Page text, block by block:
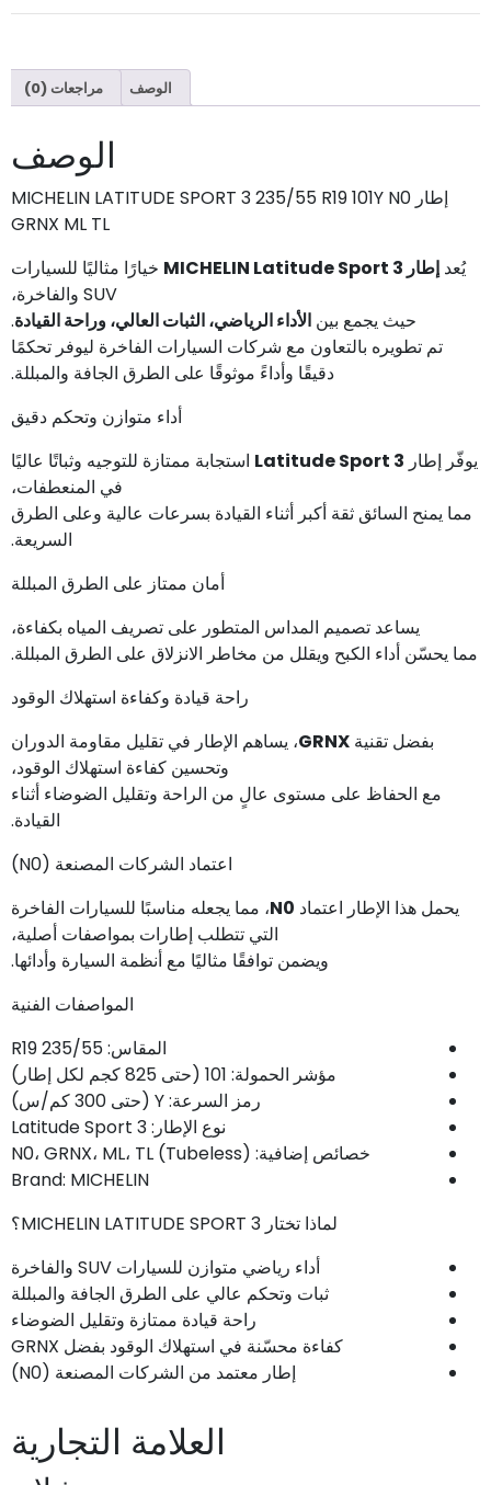
الوصف مراجعات (0)
الوصف
إطار MICHELIN LATITUDE SPORT 3 235/55 R19 101Y N0
GRNX ML TL
يُعد إطار MICHELIN Latitude Sport 3
خيارًا مثاليًا للسيارات
SUV والفاخرة،
حيث يجمع بين الأداء الرياضي، الثبات العالي، وراحة القيادة.
تم تطويره بالتعاون مع شركات السيارات الفاخرة ليوفر تحكمًا
دقيقًا وأداءً موثوقًا على الطرق الجافة والمبللة.
أداء متوازن وتحكم دقيق
يوفّر إطار Latitude Sport 3 استجابة ممتازة للتوجيه وثباتًا عاليًا
في المنعطفات،
مما يمنح السائق ثقة أكبر أثناء القيادة بسرعات عالية وعلى الطرق
السريعة.
أمان ممتاز على الطرق المبللة
يساعد تصميم المداس المتطور على تصريف المياه بكفاءة،
مما يحسّن أداء الكبح ويقلل من مخاطر الانزلاق على الطرق المبللة.
راحة قيادة وكفاءة استهلاك الوقود
بفضل تقنية GRNX، يساهم الإطار في تقليل مقاومة الدوران
وتحسين كفاءة استهلاك الوقود،
مع الحفاظ على مستوى عالٍ من الراحة وتقليل الضوضاء أثناء
القيادة.
اعتماد الشركات المصنعة (N0)
يحمل هذا الإطار اعتماد N0، مما يجعله مناسبًا للسيارات الفاخرة
التي تتطلب إطارات بمواصفات أصلية،
ويضمن توافقًا مثاليًا مع أنظمة السيارة وأدائها.
المواصفات الفنية
المقاس: 235/55 R19
مؤشر الحمولة: 101 (حتى 825 كجم لكل إطار)
رمز السرعة: Y (حتى 300 كم/س)
نوع الإطار: Latitude Sport 3
خصائص إضافية: N0، GRNX، ML، TL (Tubeless)
Brand: MICHELIN
لماذا تختار MICHELIN LATITUDE SPORT 3؟
أداء رياضي متوازن للسيارات SUV والفاخرة
ثبات وتحكم عالي على الطرق الجافة والمبللة
راحة قيادة ممتازة وتقليل الضوضاء
كفاءة محسّنة في استهلاك الوقود بفضل GRNX
إطار معتمد من الشركات المصنعة (N0)
العلامة التجارية